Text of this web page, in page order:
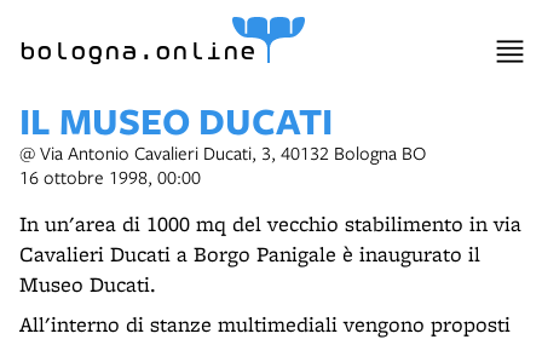
bologna.online
IL MUSEO DUCATI
@ Via Antonio Cavalieri Ducati, 3, 40132 Bologna BO
16 ottobre 1998, 00:00
In un'area di 1000 mq del vecchio stabilimento in via
Cavalieri Ducati a Borgo Panigale è inaugurato il
Museo Ducati.
All'interno di stanze multimediali vengono proposti